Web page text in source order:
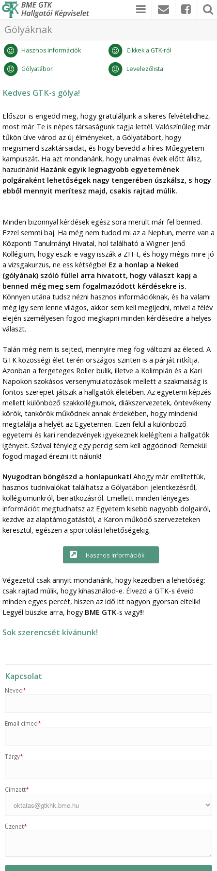
Gólyáknak
Hasznos információk Cikkek a GTK-ról
Gólyatábor Levelezőlista
Kedves GTK-s gólya!
Először is engedd meg, hogy gratuláljunk a sikeres felvételidhez,
most már Te is népes társaságunk tagja lettél. Valószínűleg már
tűkön ülve várod az új élményeket, a Gólyatábort, hogy
megismerd szaktársaidat, és hogy bevedd a híres Műegyetem
kampuszát. Ha azt mondanánk, hogy unalmas évek előtt állsz,
hazudnánk! Hazánk egyik legnagyobb egyetemének
polgáraként lehetőségek nagy tengerében úszkálsz, s hogy
ebből mennyit merítesz majd, csakis rajtad múlik.
Minden bizonnyal kérdések egész sora merült már fel benned.
Ezzel semmi baj. Ha még nem tudod mi az a Neptun, merre van a
Központi Tanulmányi Hivatal, hol található a Wigner Jenő
Kollégium, hogy eszik-e vagy isszák a ZH-t, és hogy mégis mire jó
a vizsgakurzus, ne ess kétségbe! Ez a honlap a Neked
(gólyának) szóló füllel arra hivatott, hogy választ kapj a
benned még meg sem fogalmazódott kérdésekre is.
Könnyen utána tudsz nézni hasznos információknak, és ha valami
még így sem lenne világos, akkor sem kell megijedni, mivel a félév
elején személyesen fogod megkapni minden kérdésedre a helyes
választ.
Talán még nem is sejted, mennyire meg fog változni az életed. A
GTK közösségi élet terén országos szinten is a párját ritkítja.
Azonban a fergeteges Roller bulik, illetve a Kolimpián és a Kari
Napokon szokásos versenymulatozások mellett a szakmaiság is
fontos szerepet játszik a hallgatók életében. Az egyetemi képzés
mellett különböző szakkollégiumok, diákszervezetek, öntevékeny
körök, tankörök működnek annak érdekében, hogy mindenki
megtalálja a helyét az Egyetemen. Ezen felül a különböző
egyetemi és kari rendezvények igyekeznek kielégíteni a hallgatók
igényeit. Szóval tényleg egy percig sem kell aggódnod! Remekül
fogod magad érezni itt nálunk!
Nyugodtan böngészd a honlapunkat! Ahogy már említettük,
hasznos tudnivalókat találhatsz a Gólyatábori jelentkezésről,
kollégiumunkról, beiratkozásról. Emellett minden lényeges
információt megtudhatsz az Egyetem kisebb nagyobb dolgairól,
kezdve az alaptámogatástól, a Karon működő szervezeteken
keresztül, egészen a sportolási lehetőségekig.
Hasznos információk
Végezetül csak annyit mondanánk, hogy kezedben a lehetőség:
csak rajtad múlik, hogy kihasználod-e. Élvezd a GTK-s éveid
minden egyes percét, hiszen az idő itt nagyon gyorsan eltelik!
Legyél büszke arra, hogy BME GTK-s vagy!!!
Sok szerencsét kívánunk!
Kapcsolat
Neved*
Email címed*
Tárgy*
Címzett*
Üzenet*